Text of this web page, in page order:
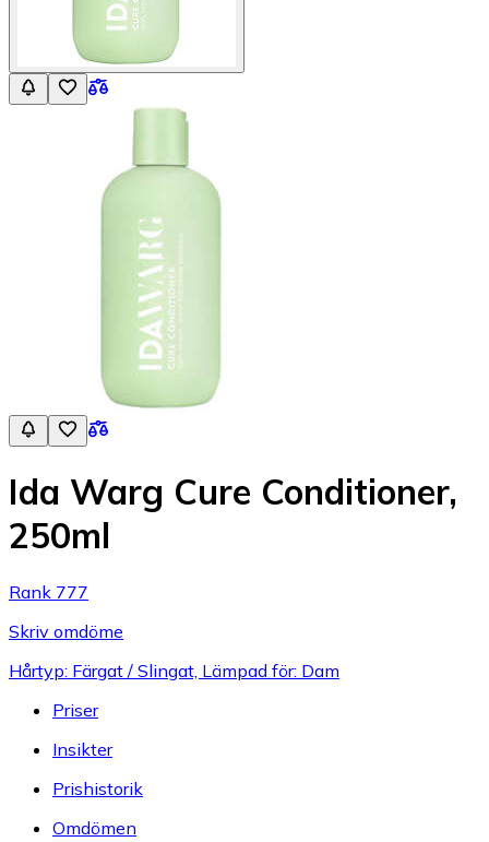
Ida Warg Cure Conditioner,
250ml
Rank 777
Skriv omdöme
Hårtyp: Färgat / Slingat, Lämpad för: Dam
Priser
Insikter
Prishistorik
Omdömen